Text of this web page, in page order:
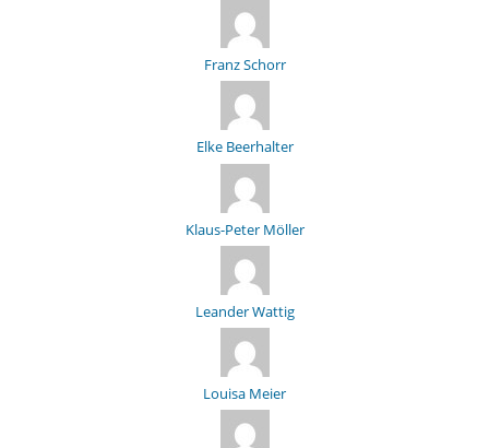
Franz Schorr
Elke Beerhalter
Klaus-Peter Möller
Leander Wattig
Louisa Meier